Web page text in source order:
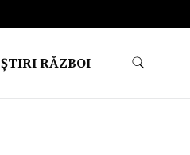
ŞTIRI RĂZBOI